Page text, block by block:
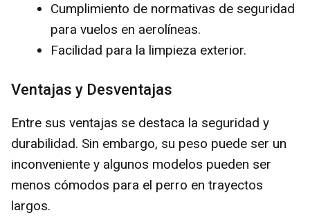
Cumplimiento de normativas de seguridad
para vuelos en aerolíneas.
Facilidad para la limpieza exterior.
Ventajas y Desventajas
Entre sus ventajas se destaca la seguridad y
durabilidad. Sin embargo, su peso puede ser un
inconveniente y algunos modelos pueden ser
menos cómodos para el perro en trayectos
largos.